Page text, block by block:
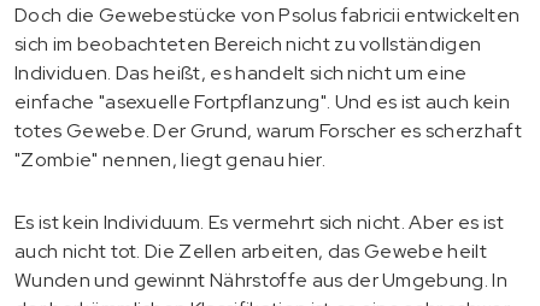
Doch die Gewebestücke von Psolus fabricii entwickelten
sich im beobachteten Bereich nicht zu vollständigen
Individuen. Das heißt, es handelt sich nicht um eine
einfache "asexuelle Fortpflanzung". Und es ist auch kein
totes Gewebe. Der Grund, warum Forscher es scherzhaft
"Zombie" nennen, liegt genau hier.
Es ist kein Individuum. Es vermehrt sich nicht. Aber es ist
auch nicht tot. Die Zellen arbeiten, das Gewebe heilt
Wunden und gewinnt Nährstoffe aus der Umgebung. In